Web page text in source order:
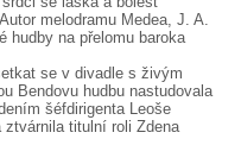
melodramu Medea, J. A.
hudby na přelomu baroka
se v divadle s živým
Bendovu hudbu nastudovala
šéfdirigenta Leoše
ztvárnila titulní roli Zdena